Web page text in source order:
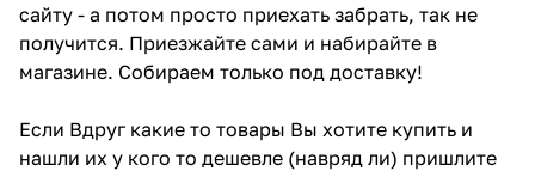
сайту - а потом просто приехать забрать, так не
получится. Приезжайте сами и набирайте в
магазине. Собираем только под доставку!
Если Вдруг какие то товары Вы хотите купить и
нашли их у кого то дешевле (навряд ли) пришлите